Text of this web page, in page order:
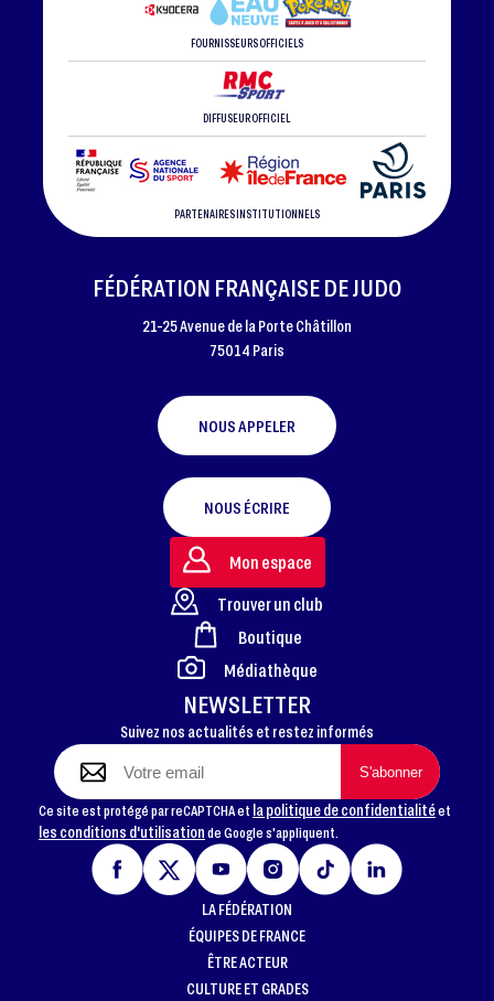
FOURNISSEURS OFFICIELS
DIFFUSEUR OFFICIEL
PARTENAIRES INSTITUTIONNELS
FOOTER
FÉDÉRATION FRANÇAISE DE JUDO
21-25 Avenue de la Porte Châtillon
75014 Paris
NOUS APPELER
NOUS ÉCRIRE
NEWSLETTER
Suivez nos actualités et restez informés
Ce site est protégé par reCAPTCHA et la politique de confidentialitéet
les conditions d'utilisationde Google s'appliquent.
Mon espace
Trouver un club
Boutique
Médiathèque
LA FÉDÉRATION
ÉQUIPES DE FRANCE
ÊTRE ACTEUR
CULTURE ET GRADES